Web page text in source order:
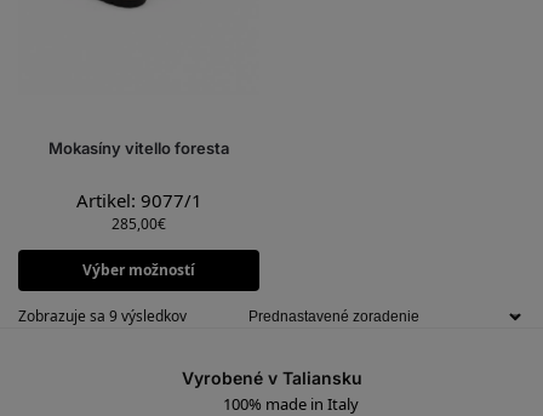
Mokasíny vitello foresta
Artikel: 9077/1
285,00€
Výber možností
Zobrazuje sa 9 výsledkov
Vyrobené v Taliansku
100% made in Italy